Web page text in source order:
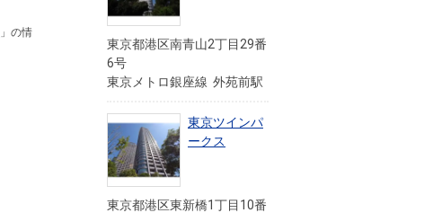
」の情
東京都港区南青山2丁目29番
6号
東京メトロ銀座線 外苑前駅
東京ツインパ
ークス
東京都港区東新橋1丁目10番